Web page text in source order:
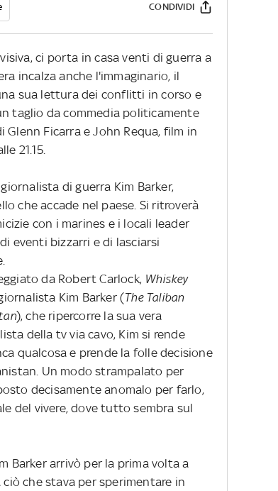
CONDIVIDI
ci porta in casa venti di guerra a
incalza anche l'immaginario, il
sua lettura dei conflitti in corso e
taglio da commedia politicamente
Glenn Ficarra e John Requa, film in
21.15.
di guerra Kim Barker,
che accade nel paese. Si ritroverà
con i marines e i locali leader
eventi bizzarri e di lasciarsi
da Robert Carlock, Whiskey
Kim Barker (The Taliban
), che ripercorre la sua vera
della tv via cavo, Kim si rende
qualcosa e prende la folle decisione
Un modo strampalato per
decisamente anomalo per farlo,
del vivere, dove tutto sembra sul
Barker arrivò per la prima volta a
che stava per sperimentare in